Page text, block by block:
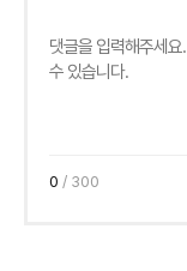
0 / 300